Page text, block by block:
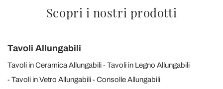
Scopri i nostri prodotti
Tavoli Allungabili
Tavoli in Ceramica Allungabili
Tavoli in Legno Allungabili
Tavoli in Vetro Allungabili
Consolle Allungabili